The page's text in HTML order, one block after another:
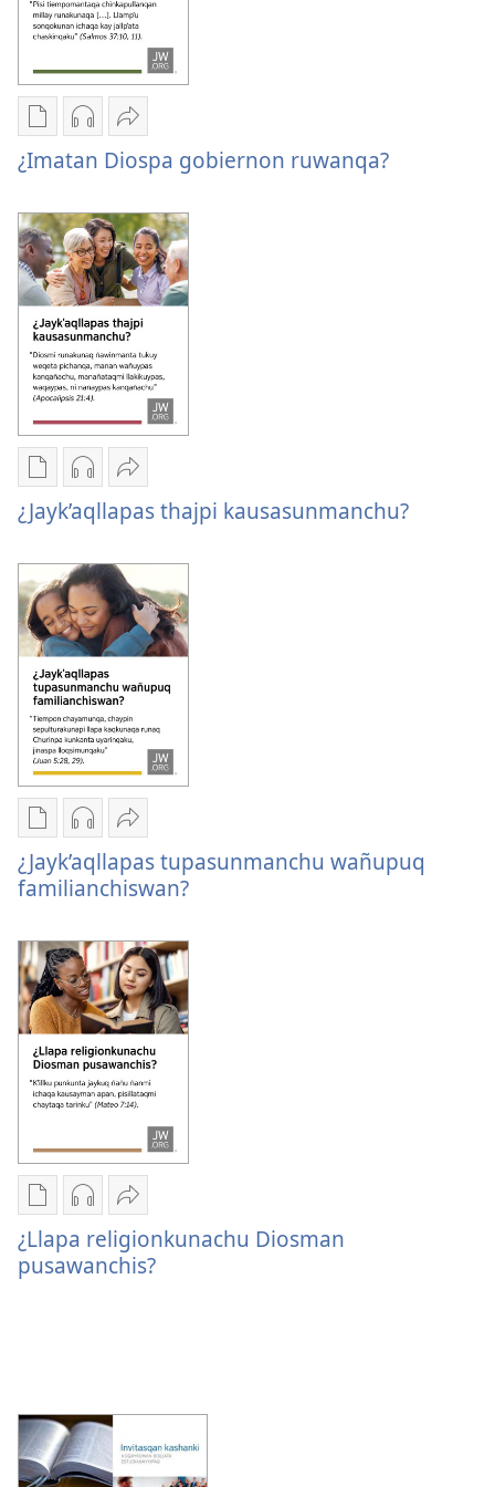
Kaypi
qelqakunatan
¿Imatan
Diospa
gobiernon
ruwanqa?
Kaypin
grabasqa
qelqakunata
horqowaq
¿Imatan
Diospa
gobiernon
ruwanqa?
Jujman
apachinapaq
¿Imatan
Diospa
gobiernon
ruwanqa?
¿Imatan Diospa gobiernon ruwanqa?
Kaypi
qelqakunatan
copiawaq
¿Jayk’aqllapas
thajpi
kausasunmanchu?
Kaypin
grabasqa
qelqakunata
horqowaq
¿Jayk’aqllapas
thajpi
kausasunmanchu?
Jujman
apachinapaq
¿Jayk’aqllapas
thajpi
kausasunmanchu?
¿Jayk’aqllapas thajpi kausasunmanchu?
Kaypi
qelqakunatan
copiawaq
tupasunmanchu
wañupuq
familianchiswan?
Kaypin
grabasqa
qelqakunata
¿Jayk’aqllapas
tupasunmanchu
wañupuq
familianchiswan?
Jujman
apachinapaq
¿Jayk’aqllapas
wañupuq
familianchiswan?
¿Jayk’aqllapas tupasunmanchu wañupuq
familianchiswan?
Kaypi
qelqakunatan
copiawaq
Kaypin
grabasqa
qelqakunata
Jujman
apachinapaq
¿Llapa
¿Llapa religionkunachu Diosman
pusawanchis?